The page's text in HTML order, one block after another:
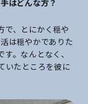
はどんな方？
で、とにかく穏や
は穏やかでありた
。なんとなく、
いたところを彼に